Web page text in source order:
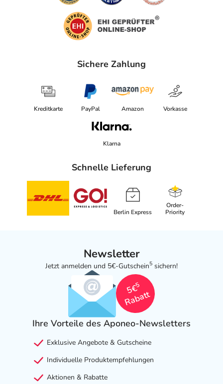
Adresse des Anbieters/Herstellers
Bayer Vital GmbH
Kaiser-Wilhelm Allee Gebäude K 56
können Sie sich oben
herunterladen.
Sichere Zahlung
Kreditkarte PayPal Amazon Vorkasse
Klarna
Schnelle Lieferung
Berlin Express
Order-
Priority
Newsletter
Jetzt anmelden und 5€-Gutschein5 sichern!
5€
5
Rabatt
Ihre Vorteile des Aponeo-Newsletters
Exklusive Angebote & Gutscheine
Individuelle Produktempfehlungen
Aktionen & Rabatte